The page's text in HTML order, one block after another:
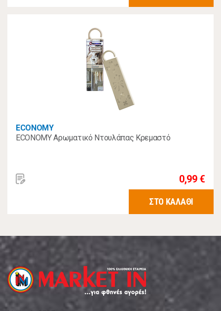
ECONOMY
ECONOMY Αρωματικό Ντουλάπας Κρεμαστό
0,99 €
ΣΤΟ ΚΑΛΑΘΙ